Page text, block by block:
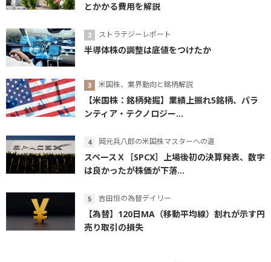
とかかる費用を解説
ストラテジーレポート
半導体株の調整は底値をつけたか
米国株、業界動向と銘柄解説
【米国株：銘柄発掘】業績上振れ5銘柄、パラ
ンティア・テクノロジー...
岡元兵八郎の米国株マスターへの道
スペースＸ［SPCX］上場後初の決算発表、数字
は良かったが株価が下落...
吉田恒の為替デイリー
【為替】120日MA（移動平均線）割れが示す円
売り取引の損失